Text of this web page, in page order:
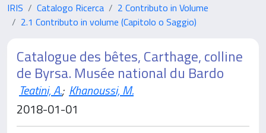
IRIS Catalogo Ricerca
2 Contributo in Volume
2.1 Contributo in volume (Capitolo o Saggio)
Catalogue des bêtes, Carthage, colline
de Byrsa. Musée national du Bardo
Teatini, A.; Khanoussi, M.
2018-01-01